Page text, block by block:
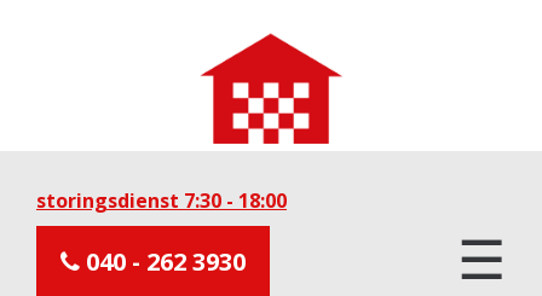
storingsdienst 7:30 - 18:00
040 - 262 3930 ☰